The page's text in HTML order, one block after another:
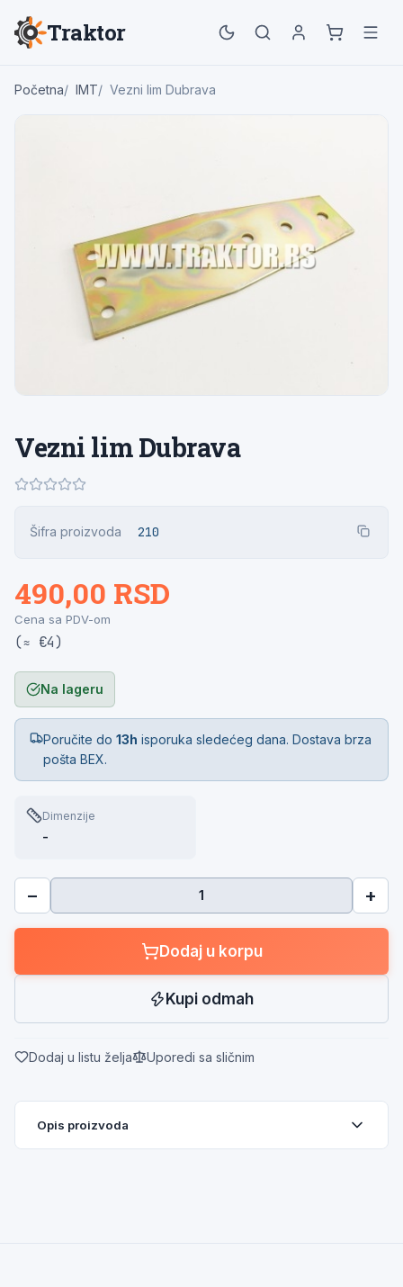
Traktor
Početna IMT Vezni lim Dubrava
Vezni lim Dubrava
Šifra proizvoda 210
490,00 RSD
Cena sa PDV-om
(≈ €4)
Na lageru
Poručite do13h isporuka sledećeg dana. Dostava brza
pošta BEX.
Dimenzije
-
− +
Dodaj u korpu
Kupi odmah
Dodaj u listu želja Uporedi sa sličnim
Opis proizvoda